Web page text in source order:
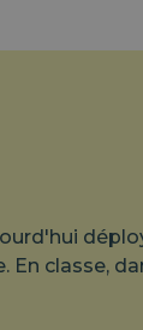
classe,